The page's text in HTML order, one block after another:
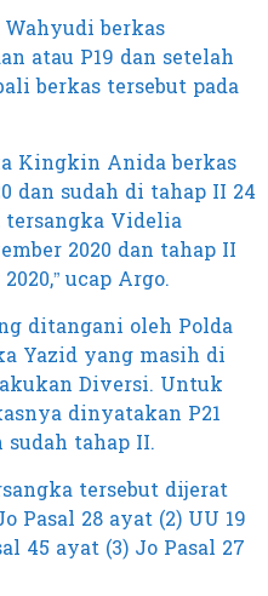
berkas
atau P19 dan setelah
berkas tersebut pada
Kingkin Anida berkas
dan sudah di tahap II 24
tersangka Videlia
2020 dan tahap II
ucap Argo.
ditangani oleh Polda
Yazid yang masih di
Diversi. Untuk
dinyatakan P21
sudah tahap II.
tersebut dijerat
Pasal 28 ayat (2) UU 19
45 ayat (3) Jo Pasal 27